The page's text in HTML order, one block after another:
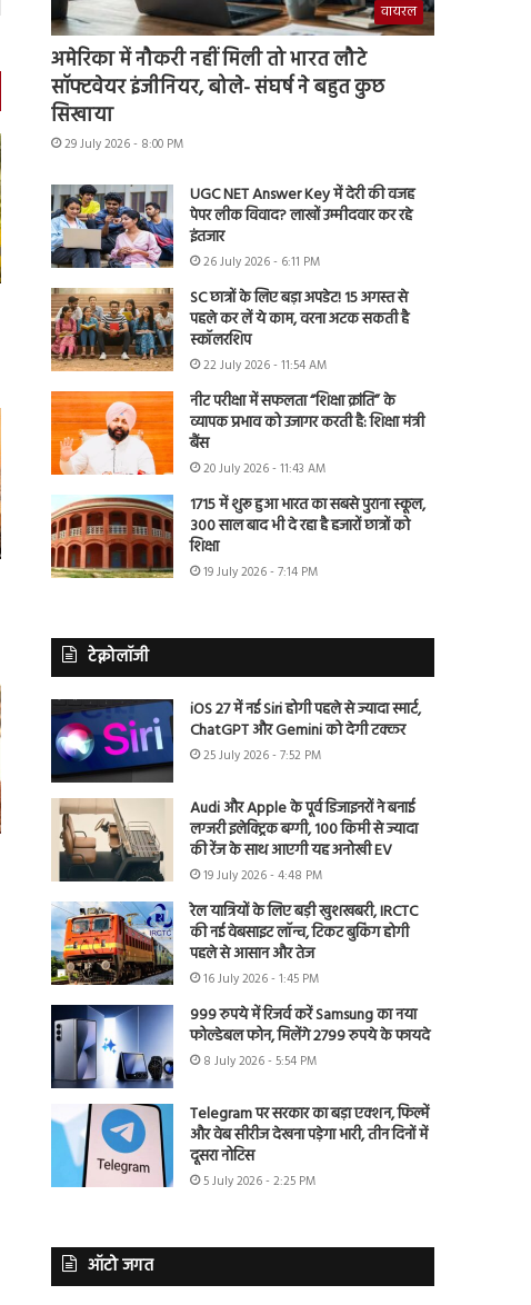
वायरल
अमेरिका में नौकरी नहीं मिली तो भारत लौटे
सॉफ्टवेयर इंजीनियर, बोले- संघर्ष ने बहुत कुछ
सिखाया
29 July 2026 - 8:00 PM
UGC NET Answer Key में देरी की वजह
पेपर लीक विवाद? लाखों उम्मीदवार कर रहे
इंतजार
26 July 2026 - 6:11 PM
SC छात्रों के लिए बड़ा अपडेट! 15 अगस्त से
पहले कर लें ये काम, वरना अटक सकती है
स्कॉलरशिप
22 July 2026 - 11:54 AM
नीट परीक्षा में सफलता “शिक्षा क्रांति” के
व्यापक प्रभाव को उजागर करती है: शिक्षा मंत्री
बैंस
20 July 2026 - 11:43 AM
1715 में शुरू हुआ भारत का सबसे पुराना स्कूल,
300 साल बाद भी दे रहा है हजारों छात्रों को
शिक्षा
19 July 2026 - 7:14 PM
टेक्नोलॉजी
iOS 27 में नई Siri होगी पहले से ज्यादा स्मार्ट,
ChatGPT और Gemini को देगी टक्कर
25 July 2026 - 7:52 PM
Audi और Apple के पूर्व डिजाइनरों ने बनाई
लग्जरी इलेक्ट्रिक बग्गी, 100 किमी से ज्यादा
की रेंज के साथ आएगी यह अनोखी EV
19 July 2026 - 4:48 PM
रेल यात्रियों के लिए बड़ी खुशखबरी, IRCTC
की नई वेबसाइट लॉन्च, टिकट बुकिंग होगी
पहले से आसान और तेज
16 July 2026 - 1:45 PM
999 रुपये में रिजर्व करें Samsung का नया
फोल्डेबल फोन, मिलेंगे 2799 रुपये के फायदे
8 July 2026 - 5:54 PM
Telegram पर सरकार का बड़ा एक्शन, फिल्में
और वेब सीरीज देखना पड़ेगा भारी, तीन दिनों में
दूसरा नोटिस
5 July 2026 - 2:25 PM
ऑटो जगत